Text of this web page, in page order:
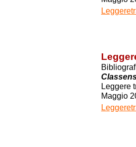
Leggere
Maggio